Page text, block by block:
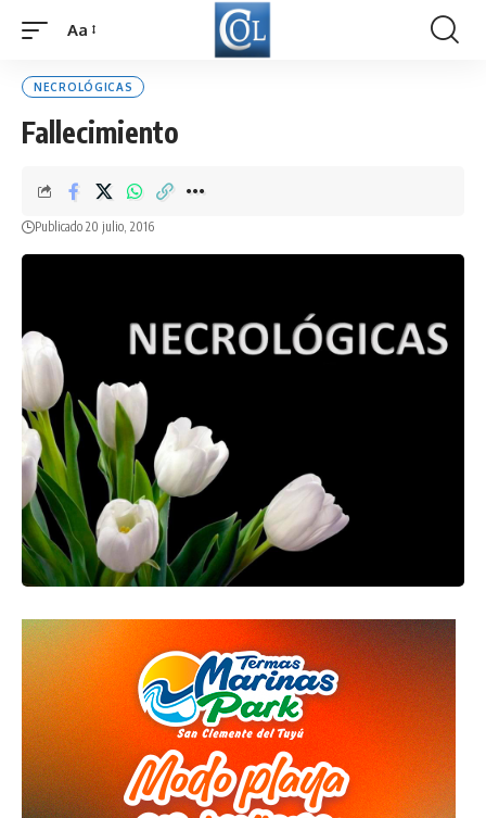
Font
Aa
NECROLÓGICAS
Fallecimiento
Publicado 20 julio, 2016